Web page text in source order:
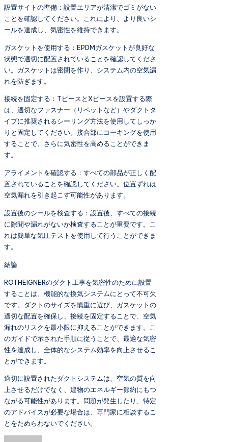
設置サイトの準備：設置エリアが清潔でゴミがない
ことを確認してください。これにより、より良いシ
ールを達成し、気密性を維持できます。
ガスケットを使用する：EPDMガスケットが良好な
状態で適切に配置されていることを確認してくださ
い。ガスケットは密閉を作り、システム内の空気漏
れを防ぎます。
接続を固定する：TピースとXピースを設置する際
は、適切なファスナー（リベットなど）やダクトタ
イプに推奨されるシーリング方法を使用してしっか
りと固定してください。接合部にコーキングを使用
することで、さらに気密性を高めることができま
す。
アライメントを確認する：すべての部品が正しく配
置されていることを確認してください。位置ずれは
空気漏れを引き起こす可能性があります。
設置後のシールを検査する：設置後、すべての接続
に隙間や漏れがないか検査することが重要です。こ
れは簡単な気圧テストを使用して行うことができま
す。
結論
ROTHEIGNERのダクト工事を気密性のために設置
することは、機能的な換気システムにとって不可欠
です。ダクトのサイズを慎重に選び、ガスケットの
適切な配置を確保し、接続を固定することで、空気
漏れのリスクを最小限に抑えることができます。こ
のガイドで示された手順に従うことで、最適な気密
性を達成し、全体的なシステム効率を向上させるこ
とができます。
適切に設置されたダクトシステムは、空気の質を向
上させるだけでなく、建物のエネルギー節約にもつ
ながる可能性があります。問題が発生したり、特定
のアドバイスが必要な場合は、専門家に相談するこ
とをためらわないでください。